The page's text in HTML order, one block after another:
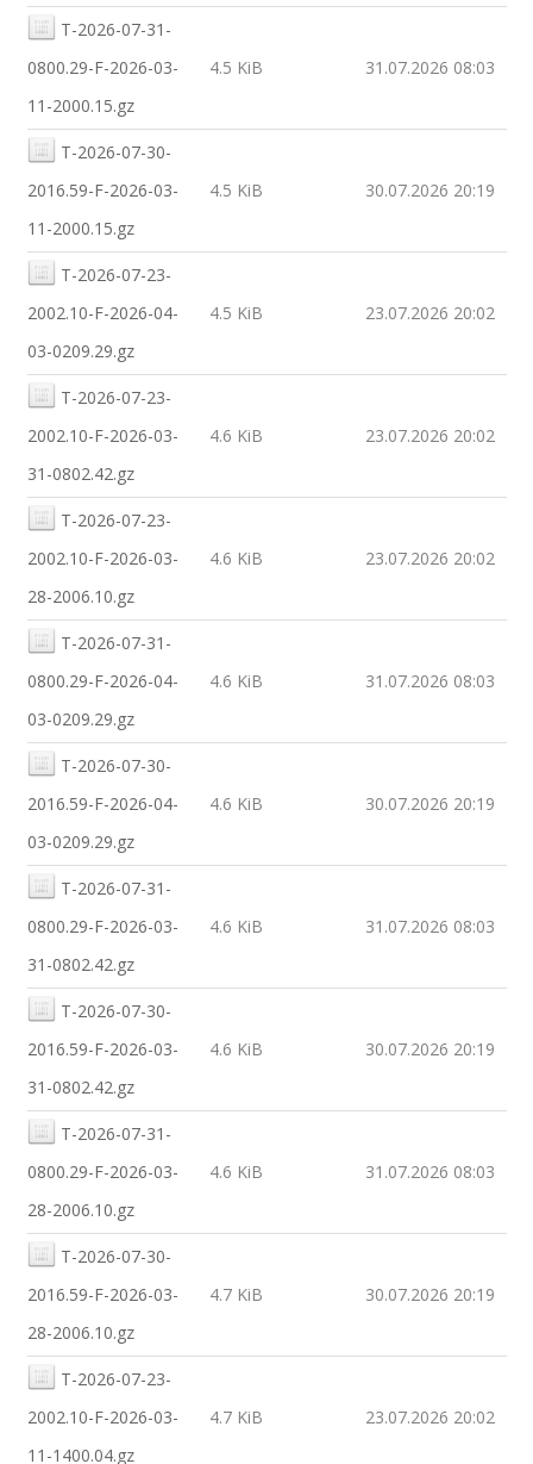
T-2026-07-31-
0800.29-F-2026-03-
11-2000.15.gz
4.5 KiB 31.07.2026 08:03
T-2026-07-30-
2016.59-F-2026-03-
11-2000.15.gz
4.5 KiB 30.07.2026 20:19
T-2026-07-23-
2002.10-F-2026-04-
03-0209.29.gz
4.5 KiB 23.07.2026 20:02
T-2026-07-23-
2002.10-F-2026-03-
31-0802.42.gz
4.6 KiB 23.07.2026 20:02
T-2026-07-23-
2002.10-F-2026-03-
28-2006.10.gz
4.6 KiB 23.07.2026 20:02
T-2026-07-31-
0800.29-F-2026-04-
03-0209.29.gz
4.6 KiB 31.07.2026 08:03
T-2026-07-30-
2016.59-F-2026-04-
03-0209.29.gz
4.6 KiB 30.07.2026 20:19
T-2026-07-31-
0800.29-F-2026-03-
31-0802.42.gz
4.6 KiB 31.07.2026 08:03
T-2026-07-30-
2016.59-F-2026-03-
31-0802.42.gz
4.6 KiB 30.07.2026 20:19
T-2026-07-31-
0800.29-F-2026-03-
28-2006.10.gz
4.6 KiB 31.07.2026 08:03
T-2026-07-30-
2016.59-F-2026-03-
28-2006.10.gz
4.7 KiB 30.07.2026 20:19
T-2026-07-23-
2002.10-F-2026-03-
11-1400.04.gz
4.7 KiB 23.07.2026 20:02